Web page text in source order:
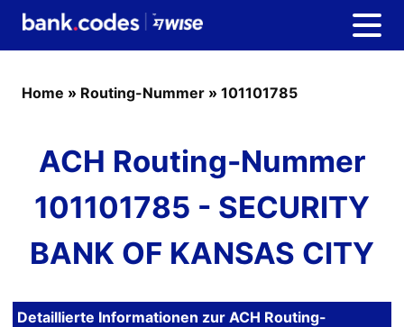
Home » Routing-Nummer » 101101785
ACH Routing-Nummer
101101785 - SECURITY
BANK OF KANSAS CITY
Detaillierte Informationen zur ACH Routing-